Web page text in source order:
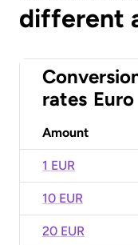
different
rates Euro
Amount
1 EUR
10 EUR
20 EUR